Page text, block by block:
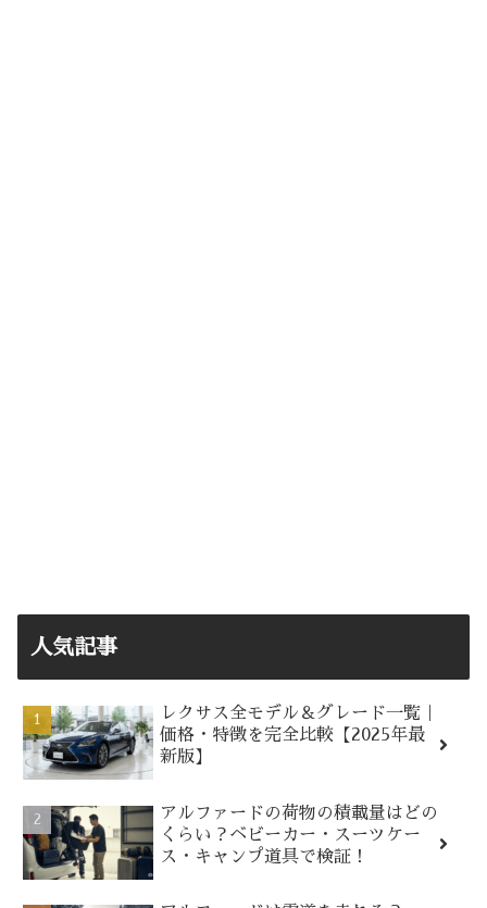
人気記事
レクサス全モデル＆グレード一覧｜
価格・特徴を完全比較【2025年最
新版】
アルファードの荷物の積載量はどの
くらい？ベビーカー・スーツケー
ス・キャンプ道具で検証！